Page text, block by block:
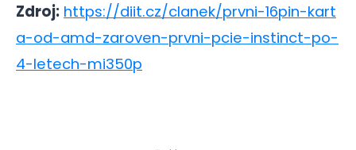
Zdroj: https://diit.cz/clanek/prvni-16pin-kart
a-od-amd-zaroven-prvni-pcie-instinct-po-
4-letech-mi350p